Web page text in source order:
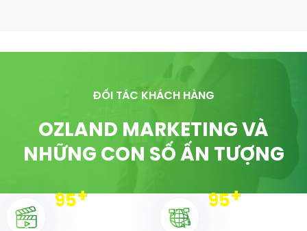
ĐỐI TÁC KHÁCH HÀNG
OZLAND MARKETING VÀ
NHỮNG CON SỐ ẤN TƯỢNG
97+ 97+